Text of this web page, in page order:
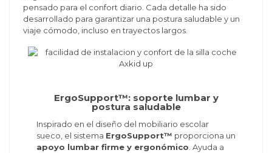
pensado para el confort diario. Cada detalle ha sido
desarrollado para garantizar una postura saludable y un
viaje cómodo, incluso en trayectos largos.
ErgoSupport™: soporte lumbar y
postura saludable
Inspirado en el diseño del mobiliario escolar
sueco, el sistema ErgoSupport™ proporciona un
apoyo lumbar firme y ergonómico. Ayuda a